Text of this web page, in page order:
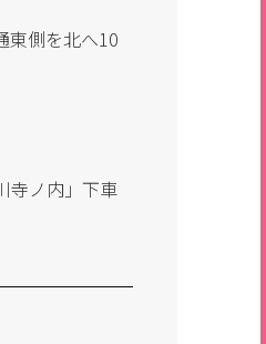
東側を北へ10
寺ノ内」下車